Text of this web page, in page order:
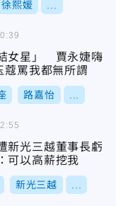
徐熙媛
女星」 賈永婕嗨
蔻罵我都無所謂
路嘉怡
新光三越董事長虧
可以高薪挖我
新光三越